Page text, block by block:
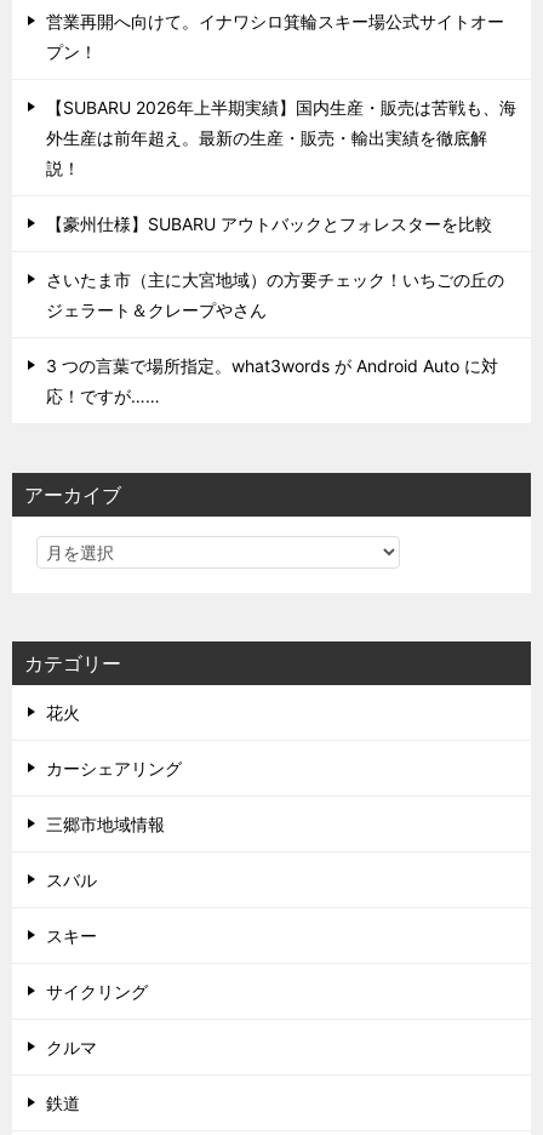
営業再開へ向けて。イナワシロ箕輪スキー場公式サイトオー
プン！
【SUBARU 2026年上半期実績】国内生産・販売は苦戦も、海
外生産は前年超え。最新の生産・販売・輸出実績を徹底解
説！
【豪州仕様】SUBARU アウトバックとフォレスターを比較
さいたま市（主に大宮地域）の方要チェック！いちごの丘の
ジェラート＆クレープやさん
3 つの言葉で場所指定。what3words が Android Auto に対
応！ですが……
アーカイブ
カテゴリー
花火
カーシェアリング
三郷市地域情報
スバル
スキー
サイクリング
クルマ
鉄道